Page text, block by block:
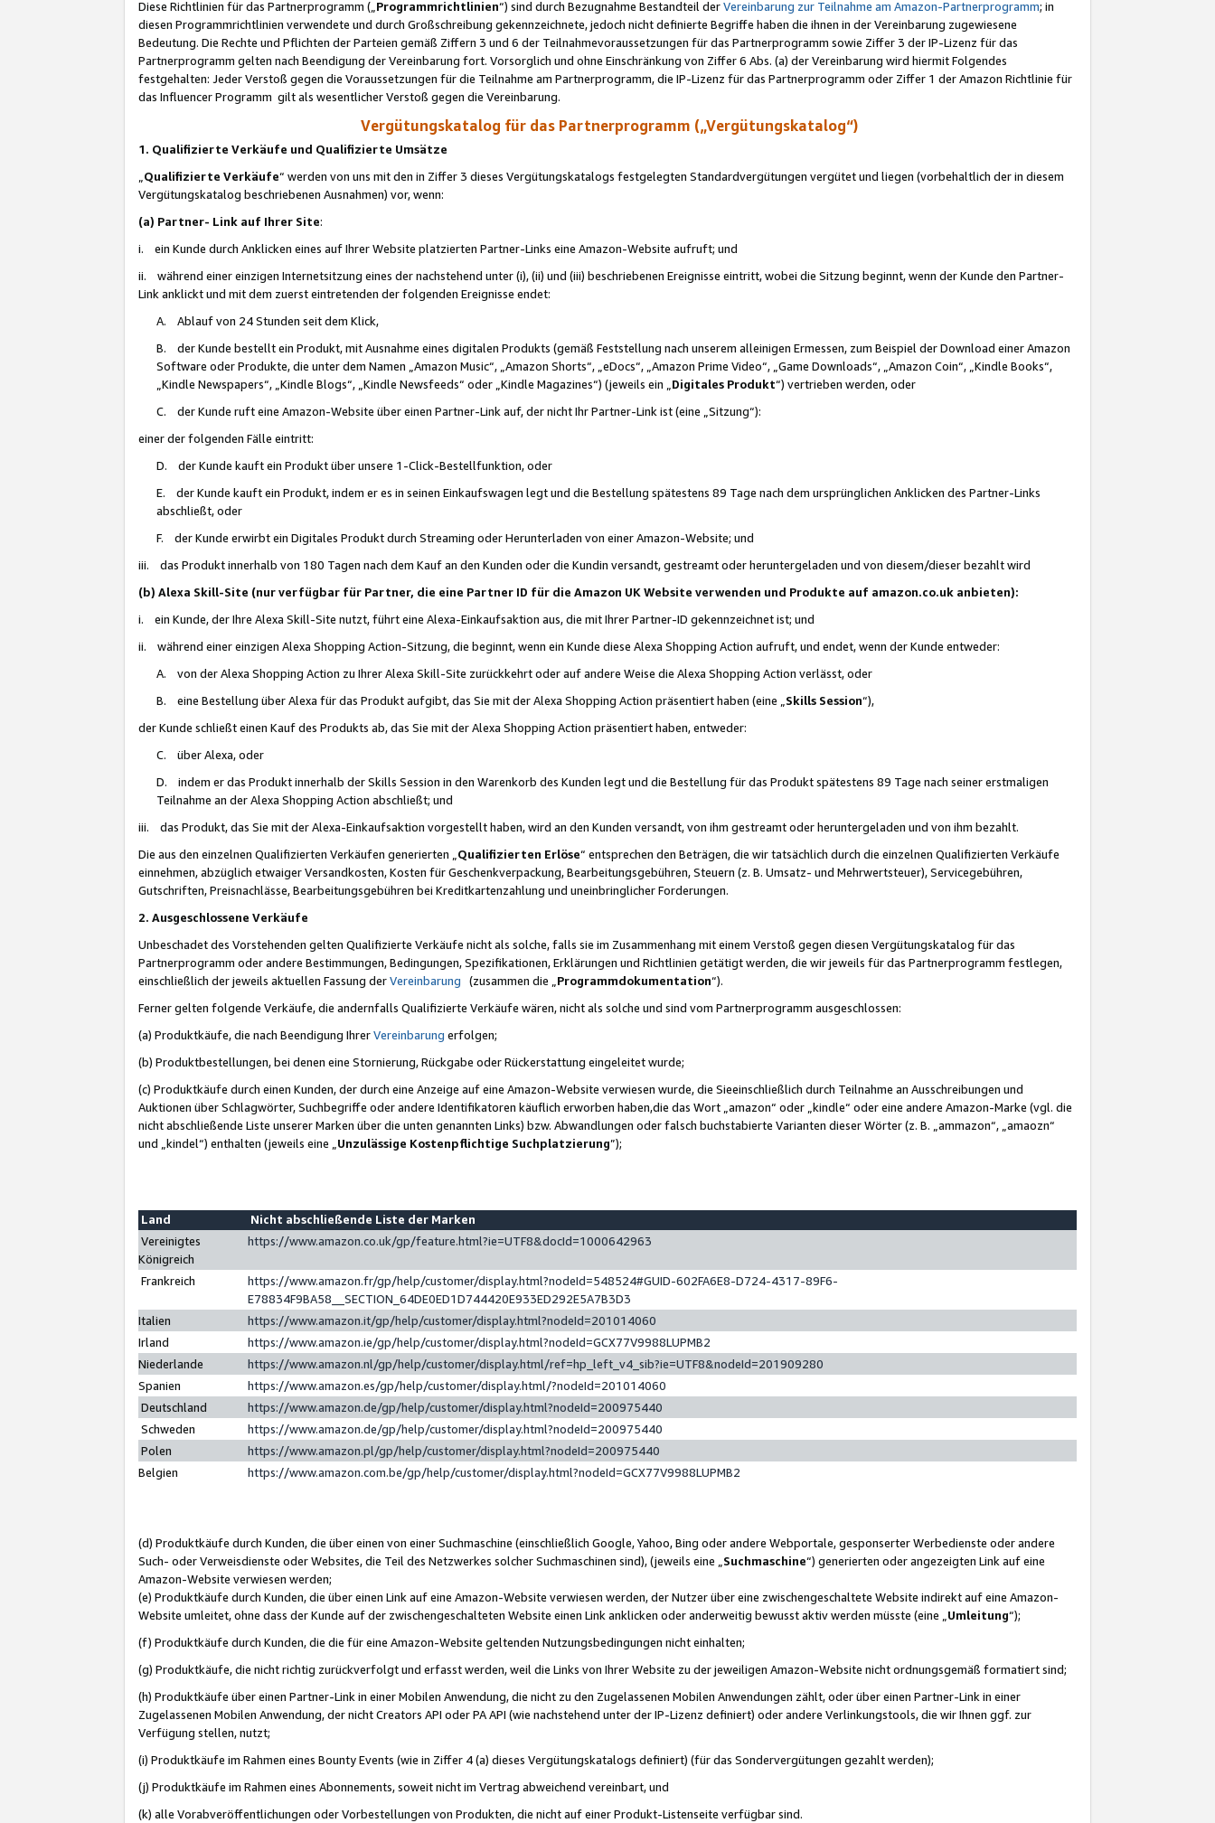
Diese Richtlinien für das Partnerprogramm („Programmrichtlinien“) sind durch Bezugnahme Bestandteil derVereinbarung zur Teilnahme am Amazon-Partnerprogramm; in
diesen Programmrichtlinien verwendete und durch Großschreibung gekennzeichnete, jedoch nicht definierte Begriffe haben die ihnen in der Vereinbarung zugewiesene
Bedeutung. Die Rechte und Pflichten der Parteien gemäß Ziffern 3 und 6 der Teilnahmevoraussetzungen für das Partnerprogramm sowie Ziffer 3 der IP-Lizenz für das
Partnerprogramm gelten nach Beendigung der Vereinbarung fort. Vorsorglich und ohne Einschränkung von Ziffer 6 Abs. (a) der Vereinbarung wird hiermit Folgendes
festgehalten: Jeder Verstoß gegen die Voraussetzungen für die Teilnahme am Partnerprogramm, die IP-Lizenz für das Partnerprogramm oder Ziffer 1 der Amazon Richtlinie für
das Influencer Programm gilt als wesentlicher Verstoß gegen die Vereinbarung.
Vergütungskatalog für das Partnerprogramm („Vergütungskatalog“)
1. Qualifizierte Verkäufe und Qualifizierte Umsätze
Qualifizierte Verkäufe“ werden von uns mit den in Ziffer 3 dieses Vergütungskatalogs festgelegten Standardvergütungen vergütet und liegen (vorbehaltlich der in diesem
Vergütungskatalog beschriebenen Ausnahmen) vor, wenn:
(a) Partner- Link auf Ihrer Site:
i. ein Kunde durch Anklicken eines auf Ihrer Website platzierten Partner-Links eine Amazon-Website aufruft; und
ii. während einer einzigen Internetsitzung eines der nachstehend unter (i), (ii) und (iii) beschriebenen Ereignisse eintritt, wobei die Sitzung beginnt, wenn der Kunde den Partner-
Link anklickt und mit dem zuerst eintretenden der folgenden Ereignisse endet:
A. Ablauf von 24 Stunden seit dem Klick,
B. der Kunde bestellt ein Produkt, mit Ausnahme eines digitalen Produkts (gemäß Feststellung nach unserem alleinigen Ermessen, zum Beispiel der Download einer Amazon
Software oder Produkte, die unter dem Namen „Amazon Music“, „Amazon Shorts“, „eDocs“, „Amazon Prime Video“, „Game Downloads“, „Amazon Coin“, „Kindle Books“,
„Kindle Newspapers“, „Kindle Blogs“, „Kindle Newsfeeds“ oder „Kindle Magazines“) (jeweils ein „ Digitales Produkt“) vertrieben werden, oder
C. der Kunde ruft eine Amazon-Website über einen Partner-Link auf, der nicht Ihr Partner-Link ist (eine „Sitzung“):
einer der folgenden Fälle eintritt:
D. der Kunde kauft ein Produkt über unsere 1-Click-Bestellfunktion, oder
E. der Kunde kauft ein Produkt, indem er es in seinen Einkaufswagen legt und die Bestellung spätestens 89 Tage nach dem ursprünglichen Anklicken des Partner-Links
abschließt, oder
F. der Kunde erwirbt ein Digitales Produkt durch Streaming oder Herunterladen von einer Amazon-Website; und
iii. das Produkt innerhalb von 180 Tagen nach dem Kauf an den Kunden oder die Kundin versandt, gestreamt oder heruntergeladen und von diesem/dieser bezahlt wird
(b) Alexa Skill-Site (nur verfügbar für Partner, die eine Partner ID für die Amazon UK Website verwenden und Produkte auf amazon.co.uk anbieten):
i. ein Kunde, der Ihre Alexa Skill-Site nutzt, führt eine Alexa-Einkaufsaktion aus, die mit Ihrer Partner-ID gekennzeichnet ist; und
ii. während einer einzigen Alexa Shopping Action-Sitzung, die beginnt, wenn ein Kunde diese Alexa Shopping Action aufruft, und endet, wenn der Kunde entweder:
A. von der Alexa Shopping Action zu Ihrer Alexa Skill-Site zurückkehrt oder auf andere Weise die Alexa Shopping Action verlässt, oder
B. eine Bestellung über Alexa für das Produkt aufgibt, das Sie mit der Alexa Shopping Action präsentiert haben (eine „ Skills Session“),
der Kunde schließt einen Kauf des Produkts ab, das Sie mit der Alexa Shopping Action präsentiert haben, entweder:
C. über Alexa, oder
D. indem er das Produkt innerhalb der Skills Session in den Warenkorb des Kunden legt und die Bestellung für das Produkt spätestens 89 Tage nach seiner erstmaligen
Teilnahme an der Alexa Shopping Action abschließt; und
iii. das Produkt, das Sie mit der Alexa-Einkaufsaktion vorgestellt haben, wird an den Kunden versandt, von ihm gestreamt oder heruntergeladen und von ihm bezahlt.
Die aus den einzelnen Qualifizierten Verkäufen generierten „ Qualifizierten Erlöse“ entsprechen den Beträgen, die wir tatsächlich durch die einzelnen Qualifizierten Verkäufe
einnehmen, abzüglich etwaiger Versandkosten, Kosten für Geschenkverpackung, Bearbeitungsgebühren, Steuern (z. B. Umsatz- und Mehrwertsteuer), Servicegebühren,
Gutschriften, Preisnachlässe, Bearbeitungsgebühren bei Kreditkartenzahlung und uneinbringlicher Forderungen.
2. Ausgeschlossene Verkäufe
Unbeschadet des Vorstehenden gelten Qualifizierte Verkäufe nicht als solche, falls sie im Zusammenhang mit einem Verstoß gegen diesen Vergütungskatalog für das
Partnerprogramm oder andere Bestimmungen, Bedingungen, Spezifikationen, Erklärungen und Richtlinien getätigt werden, die wir jeweils für das Partnerprogramm festlegen,
einschließlich der jeweils aktuellen Fassung derVereinbarung (zusammen die „ Programmdokumentation“).
Ferner gelten folgende Verkäufe, die andernfalls Qualifizierte Verkäufe wären, nicht als solche und sind vom Partnerprogramm ausgeschlossen:
(a) Produktkäufe, die nach Beendigung IhrerVereinbarung erfolgen;
(b) Produktbestellungen, bei denen eine Stornierung, Rückgabe oder Rückerstattung eingeleitet wurde;
(c) Produktkäufe durch einen Kunden, der durch eine Anzeige auf eine Amazon-Website verwiesen wurde, die Sieeinschließlich durch Teilnahme an Ausschreibungen und
Auktionen über Schlagwörter, Suchbegriffe oder andere Identifikatoren käuflich erworben haben,die das Wort „amazon“ oder „kindle“ oder eine andere Amazon-Marke (vgl. die
nicht abschließende Liste unserer Marken über die unten genannten Links) bzw. Abwandlungen oder falsch buchstabierte Varianten dieser Wörter (z. B. „ammazon“, „amaozn“
und „kindel“) enthalten (jeweils eine „ Unzulässige Kostenpflichtige Suchplatzierung”);
Land
Nicht abschließende Liste der Marken
Vereinigtes
Königreich
https://www.amazon.co.uk/gp/feature.html?ie=UTF8&docId=1000642963
Frankreich
https://www.amazon.fr/gp/help/customer/display.html?nodeId=548524#GUID-602FA6E8-D724-4317-89F6-
E78834F9BA58__SECTION_64DE0ED1D744420E933ED292E5A7B3D3
Italien
https://www.amazon.it/gp/help/customer/display.html?nodeId=201014060
Irland
https://www.amazon.ie/gp/help/customer/display.html?nodeId=GCX77V9988LUPMB2
Niederlande
https://www.amazon.nl/gp/help/customer/display.html/ref=hp_left_v4_sib?ie=UTF8&nodeId=201909280
Spanien
https://www.amazon.es/gp/help/customer/display.html/?nodeId=201014060
Deutschland
https://www.amazon.de/gp/help/customer/display.html?nodeId=200975440
Schweden
https://www.amazon.de/gp/help/customer/display.html?nodeId=200975440
Polen
https://www.amazon.pl/gp/help/customer/display.html?nodeId=200975440
Belgien
https://www.amazon.com.be/gp/help/customer/display.html?nodeId=GCX77V9988LUPMB2
(d) Produktkäufe durch Kunden, die über einen von einer Suchmaschine (einschließlich Google, Yahoo, Bing oder andere Webportale, gesponserter Werbedienste oder andere
Such- oder Verweisdienste oder Websites, die Teil des Netzwerkes solcher Suchmaschinen sind), (jeweils eine „ Suchmaschine“) generierten oder angezeigten Link auf eine
Amazon-Website verwiesen werden;
(e) Produktkäufe durch Kunden, die über einen Link auf eine Amazon-Website verwiesen werden, der Nutzer über eine zwischengeschaltete Website indirekt auf eine Amazon-
Website umleitet, ohne dass der Kunde auf der zwischengeschalteten Website einen Link anklicken oder anderweitig bewusst aktiv werden müsste (eine „ Umleitung“);
(f) Produktkäufe durch Kunden, die die für eine Amazon-Website geltenden Nutzungsbedingungen nicht einhalten;
(g) Produktkäufe, die nicht richtig zurückverfolgt und erfasst werden, weil die Links von Ihrer Website zu der jeweiligen Amazon-Website nicht ordnungsgemäß formatiert sind;
(h) Produktkäufe über einen Partner-Link in einer Mobilen Anwendung, die nicht zu den Zugelassenen Mobilen Anwendungen zählt, oder über einen Partner-Link in einer
Zugelassenen Mobilen Anwendung, der nicht Creators API oder PA API (wie nachstehend unter der IP-Lizenz definiert) oder andere Verlinkungstools, die wir Ihnen ggf. zur
Verfügung stellen, nutzt;
(i) Produktkäufe im Rahmen eines Bounty Events (wie in Ziffer 4 (a) dieses Vergütungskatalogs definiert) (für das Sondervergütungen gezahlt werden);
(j) Produktkäufe im Rahmen eines Abonnements, soweit nicht im Vertrag abweichend vereinbart, und
(k) alle Vorabveröffentlichungen oder Vorbestellungen von Produkten, die nicht auf einer Produkt-Listenseite verfügbar sind.